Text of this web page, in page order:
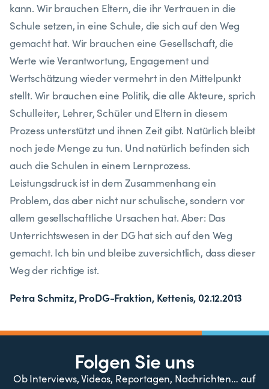
kann. Wir brauchen Eltern, die ihr Vertrauen in die
Schule setzen, in eine Schule, die sich auf den Weg
gemacht hat. Wir brauchen eine Gesellschaft, die
Werte wie Verantwortung, Engagement und
Wertschätzung wieder vermehrt in den Mittelpunkt
stellt. Wir brauchen eine Politik, die alle Akteure, sprich
Schulleiter, Lehrer, Schüler und Eltern in diesem
Prozess unterstützt und ihnen Zeit gibt. Natürlich bleibt
noch jede Menge zu tun. Und natürlich befinden sich
auch die Schulen in einem Lernprozess.
Leistungsdruck ist in dem Zusammenhang ein
Problem, das aber nicht nur schulische, sondern vor
allem gesellschaftliche Ursachen hat. Aber: Das
Unterrichtswesen in der DG hat sich auf den Weg
gemacht. Ich bin und bleibe zuversichtlich, dass dieser
Weg der richtige ist.
Petra Schmitz, ProDG-Fraktion, Kettenis, 02.12.2013
Folgen Sie uns
Ob Interviews, Videos, Reportagen, Nachrichten… auf